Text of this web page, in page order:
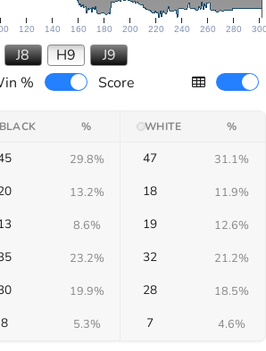
120 140 160 180 200 220 240 260 280
J8 H9
J9
%
Score
% WHITE %
29.8% 47 31.1%
13.2% 18 11.9%
8.6% 19 12.6%
23.2% 32 21.2%
19.9% 28 18.5%
8 5.3% 7 4.6%